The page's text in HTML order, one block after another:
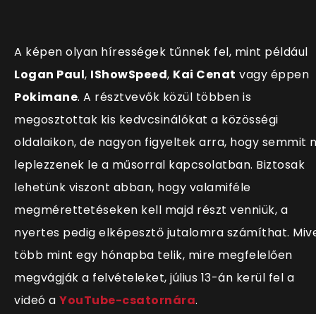
A képen olyan hírességek tűnnek fel, mint például
Logan Paul, IShowSpeed, Kai Cenat vagy éppen
Pokimane. A résztvevők közül többen is
megosztottak kis kedvcsinálókat a közösségi
oldalaikon, de nagyon figyeltek arra, hogy semmit
leplezzenek le a műsorral kapcsolatban. Biztosak
lehetünk viszont abban, hogy valamiféle
megmérettetéseken kell majd részt venniük, a
nyertes pedig elképesztő jutalomra számíthat.
több mint egy hónapba telik, mire megfelelően
megvágják a felvételeket, július 13-án kerül fel a
videó a YouTube-csatornára.